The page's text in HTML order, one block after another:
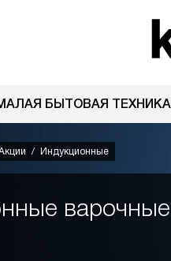
БЫТОВАЯ ТЕХНИКА
Индукционные
варочные